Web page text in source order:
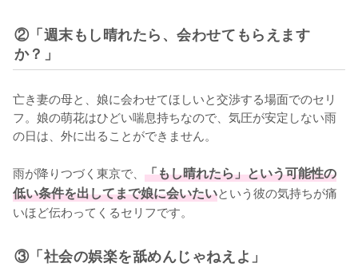
②「週末もし晴れたら、会わせてもらえます
か？」
亡き妻の母と、娘に会わせてほしいと交渉する場面でのセリ
フ。娘の萌花はひどい喘息持ちなので、気圧が安定しない雨
の日は、外に出ることができません。
雨が降りつづく東京で、 「もし晴れたら」という可能性の
低い条件を出してまで娘に会いたいという彼の気持ちが痛
いほど伝わってくるセリフです。
③「社会の娯楽を舐めんじゃねえよ」